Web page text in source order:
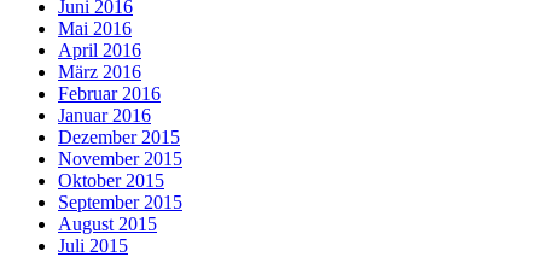
Juni 2016
Mai 2016
April 2016
März 2016
Februar 2016
Januar 2016
Dezember 2015
November 2015
Oktober 2015
September 2015
August 2015
Juli 2015